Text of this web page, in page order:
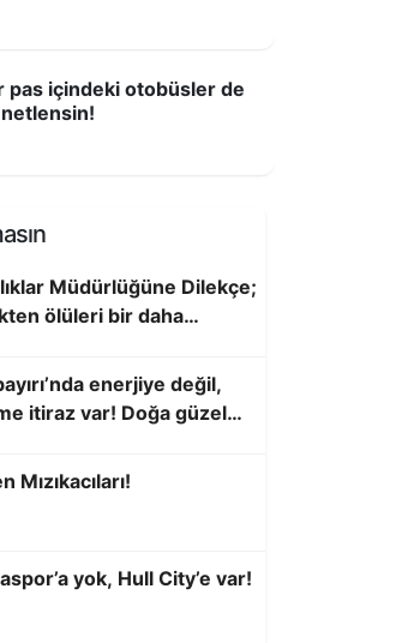
pas içindeki otobüsler de
Müdürlüğüne Dilekçe;
ölüleri bir daha
enerjiye değil,
itiraz var! Doğa güzel
Mızıkacıları!
yok, Hull City’e var!